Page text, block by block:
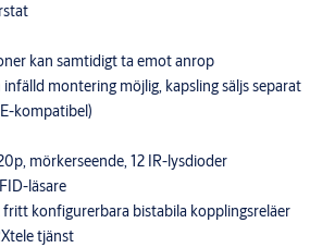
kan samtidigt ta emot anrop
montering möjlig, kapsling säljs separat
kompatibel)
mörkerseende, 12 IR-lysdioder
läsare
konfigurerbara bistabila kopplingsreläer
tjänst